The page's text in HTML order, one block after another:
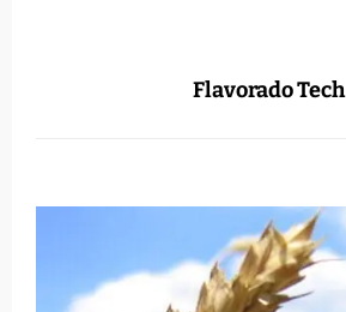
Flavorado Tech